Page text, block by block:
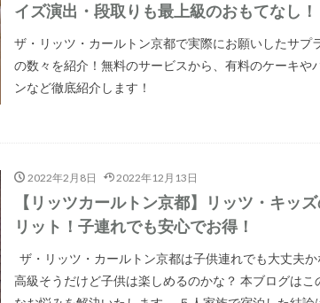
イズ演出・段取りも最上級のおもてなし！
ザ・リッツ・カールトン京都で実際にお願いしたサプ
の数々を紹介！無料のサービスから、有料のケーキや
ンなど徹底紹介します！
2022年2月8日 2022年12月13日
【リッツカールトン京都】リッツ・キッ
リット！子連れでも安心でお得！
ザ・リッツ・カールトン京都は子供連れでも大丈夫か
高級そうだけど子供は楽しめるのかな？ 本ブログはこ